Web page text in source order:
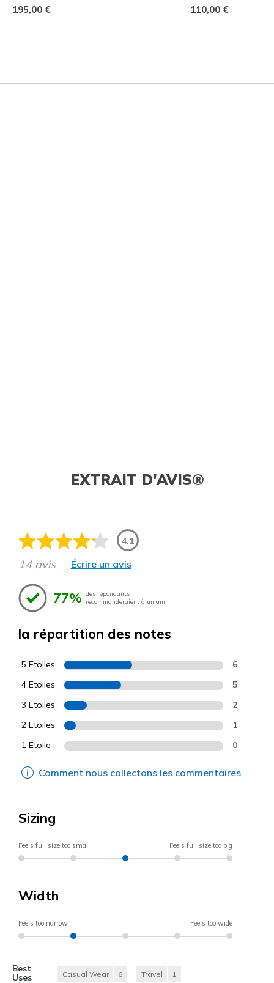
195,00 € 110,00 €
EXTRAIT D'AVIS®
4.1
14 avis Écrire un avis
77% des répondants
recommanderaient à un ami
la répartition des notes
5 Etoiles 6
4 Etoiles 5
3 Etoiles 2
2 Etoiles 1
1 Etoile 0
Comment nous collectons les commentaires
Sizing
Feels full size too small Feels full size too big
Width
Feels too narrow Feels too wide
Best
Uses
Casual Wear 6 Travel 1